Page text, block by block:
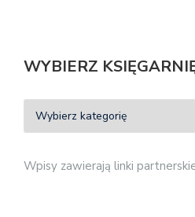
WYBIERZ
Wpisy zawierają linki